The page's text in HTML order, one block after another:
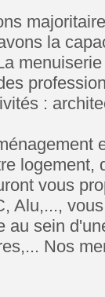
la
:
logement,
vous
Alu,...,
au sein
Nos